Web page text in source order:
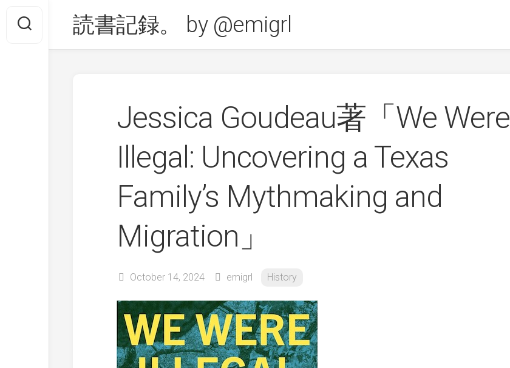
content
読書記録。 by @emigrl
Jessica Goudeau著「We Were
Illegal: Uncovering a Texas
Family’s Mythmaking and
Migration」
October 14, 2024 emigrl History